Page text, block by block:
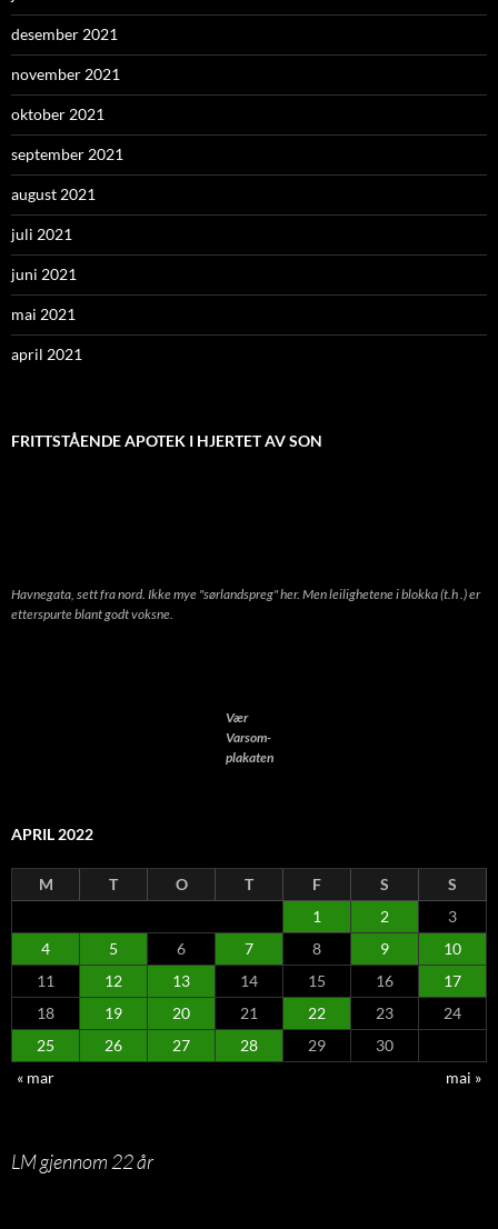
desember 2021
november 2021
oktober 2021
september 2021
august 2021
juli 2021
juni 2021
mai 2021
april 2021
FRITTSTÅENDE APOTEK I HJERTET AV SON
Havnegata, sett fra nord. Ikke mye "sørlandspreg" her. Men leilighetene i blokka (t.h .) er
etterspurte blant godt voksne.
Vær
Varsom-
plakaten
APRIL 2022
M T O T F S
S
1
2
3
4
5 6 7 8 9
10
11
12 13 14 15 16
17
18
19 20 21 22 23
24
25
26 27 28 29
30
« mar
mai »
LM gjennom 22 år